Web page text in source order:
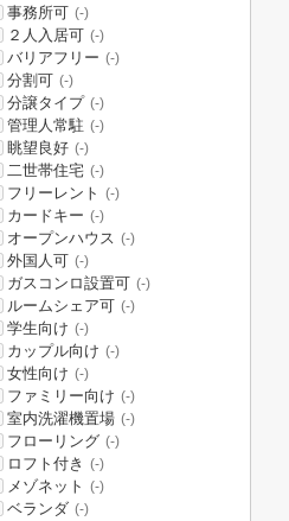
事務所可 (-)
２人入居可 (-)
バリアフリー (-)
分割可 (-)
分譲タイプ (-)
管理人常駐 (-)
眺望良好 (-)
二世帯住宅 (-)
フリーレント (-)
カードキー (-)
オープンハウス (-)
外国人可 (-)
ガスコンロ設置可 (-)
ルームシェア可 (-)
学生向け (-)
カップル向け (-)
女性向け (-)
ファミリー向け (-)
室内洗濯機置場 (-)
フローリング (-)
ロフト付き (-)
メゾネット (-)
ベランダ (-)